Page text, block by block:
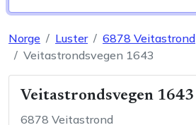
Norge Luster 6878 Veitastrond
Veitastrondsvegen 1643
Veitastrondsvegen 1643
6878 Veitastrond